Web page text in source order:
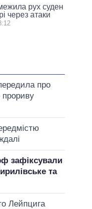
рух суден
через атаки
про
прориву
зафіксували
та
Лейпцига